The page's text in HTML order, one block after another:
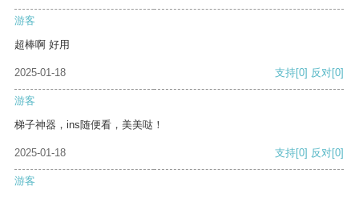
游客
超棒啊 好用
2025-01-18 支持[0] 反对[0]
游客
梯子神器，ins随便看，美美哒！
2025-01-18 支持[0] 反对[0]
游客